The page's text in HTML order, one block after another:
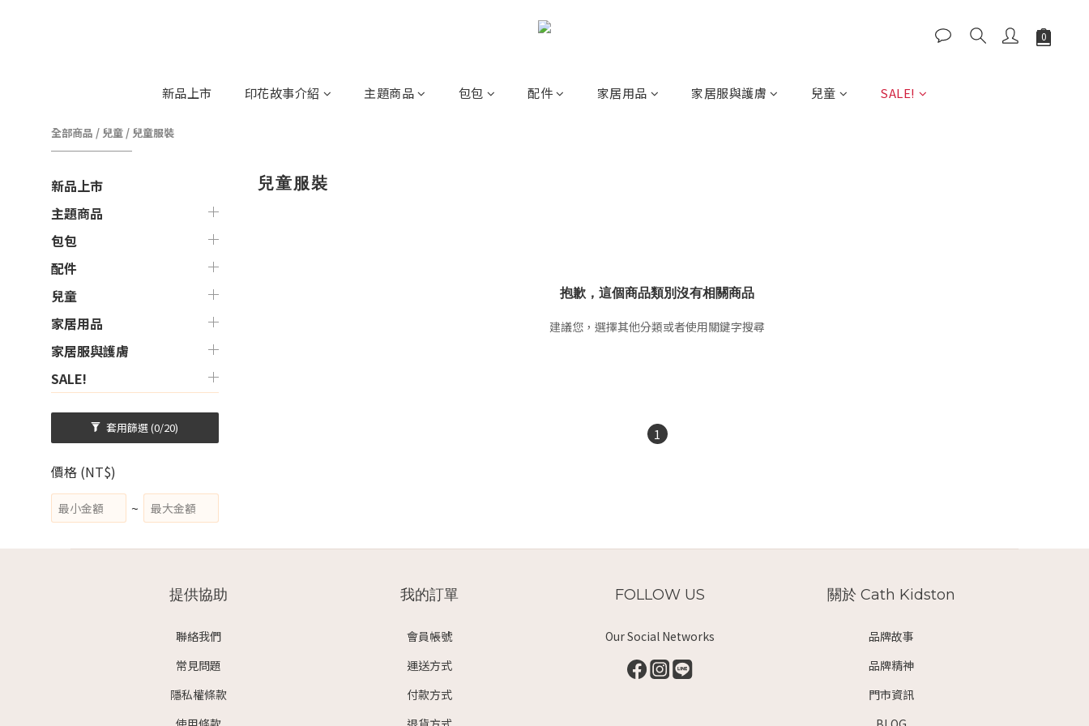
新品上市 印花故事介紹 主題商品 包包 配件 家居用品 家居服與護膚 兒童 SALE!
全部商品 / 兒童 / 兒童服裝
新品上市
主題商品
包包
配件
兒童
家居用品
家居服與護膚
SALE!
套用篩選(0/20)
價格 (NT$)
~
兒童服裝
抱歉，這個商品類別沒有相關商品
建議您，選擇其他分類或者使用關鍵字搜尋
1
提供協助
聯絡我們
常見問題
隱私權條款
我的訂單
會員帳號
運送方式
付款方式
FOLLOW US
Our Social Networks
關於 Cath Kidston
品牌故事
品牌精神
門市資訊